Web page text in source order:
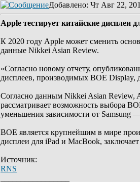
Добавлено: Чт Авг 22,
Apple тестирует китайские дисплеи
К 2020 году Apple может сменить
данные Nikkei Asian Review.
«Согласно новому отчету,
дисплеев, производимых BOE Display,
Согласно данным Nikkei Asian Review,
рассматривает возможность выбора
уменьшения зависимости от
BOE является крупнейшим в мире
дисплеи для iPad и MacBook,
Источник:
RNS